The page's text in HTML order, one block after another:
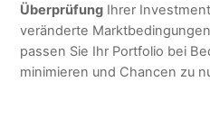
Überprüfung Ihrer
veränderte
passen Sie Ihr Portfolio bei
minimieren und Chancen zu